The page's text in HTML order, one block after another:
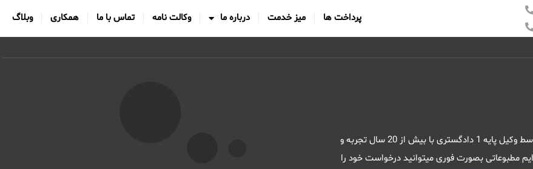
پرداخت ها میز خدمت درباره ما وکالت نامه تماس با ما همکاری وبلاگ
فرایند دریافت مشاوره جرایم مطبوعاتی بصورت کاملا تخصصی و حرفه ای توسط وکیل پایه 1 دادگستری با بیش از 20 سال تجربه و
مطبوعاتی بصورت فوری میتوانید درخواست خود را